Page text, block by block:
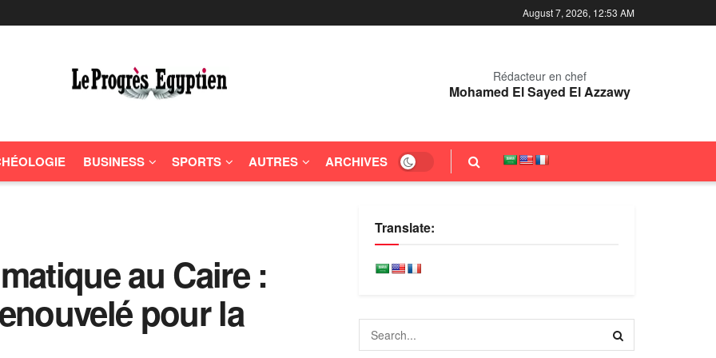
August 7, 2026, 12:53 AM
Rédacteur en chef
Mohamed El Sayed El Azzawy
BUSINESS SPORTS AUTRES ARCHIVES
au Caire :
pour la
Translate: